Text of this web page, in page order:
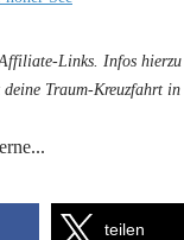
Links. Infos
Traum-Kreuzfahrt in
teilen